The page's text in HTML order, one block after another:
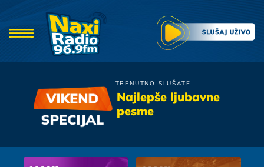
TRENUTNO SLUŠATE
Najlepše ljubavne
pesme
Aleksandra Radovic
Prave Ljubavi